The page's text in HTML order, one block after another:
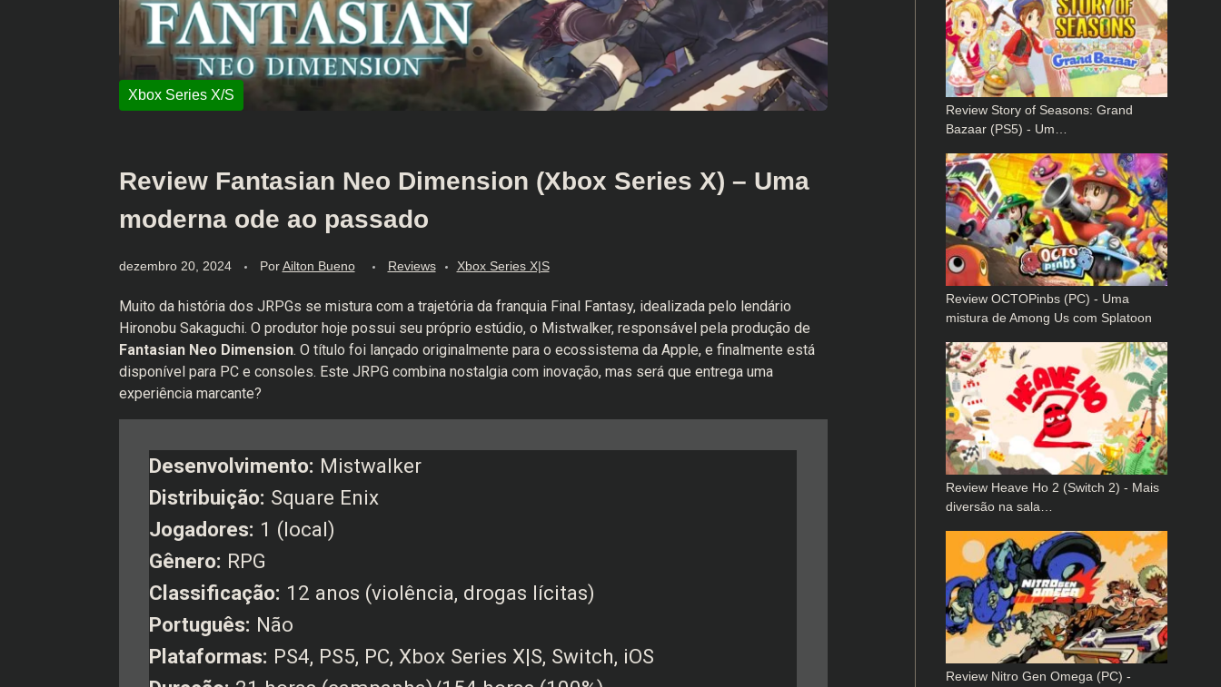
Review Fantasian Neo Dimension (Xbox Series X) – Uma
moderna ode ao passado
dezembro 20, 2024 Por Ailton Bueno Reviews Xbox Series X|S
Muito da história dos JRPGs se mistura com a trajetória da franquia Final Fantasy, idealizada pelo lendário
Hironobu Sakaguchi. O produtor hoje possui seu próprio estúdio, o Mistwalker, responsável pela produção de
Fantasian Neo Dimension. O título foi lançado originalmente para o ecossistema da Apple, e finalmente está
disponível para PC e consoles. Este JRPG combina nostalgia com inovação, mas será que entrega uma
experiência marcante?
Desenvolvimento: Mistwalker
Distribuição: Square Enix
Jogadores: 1 (local)
Gênero: RPG
Classificação: 12 anos (violência, drogas lícitas)
Português: Não
Plataformas: PS4, PS5, PC, Xbox Series X|S, Switch, iOS
Review Story of Seasons: Grand
Bazaar (PS5) - Um…
Review OCTOPinbs (PC) - Uma
mistura de Among Us com Splatoon
Review Heave Ho 2 (Switch 2) - Mais
diversão na sala…
Review Nitro Gen Omega (PC) -